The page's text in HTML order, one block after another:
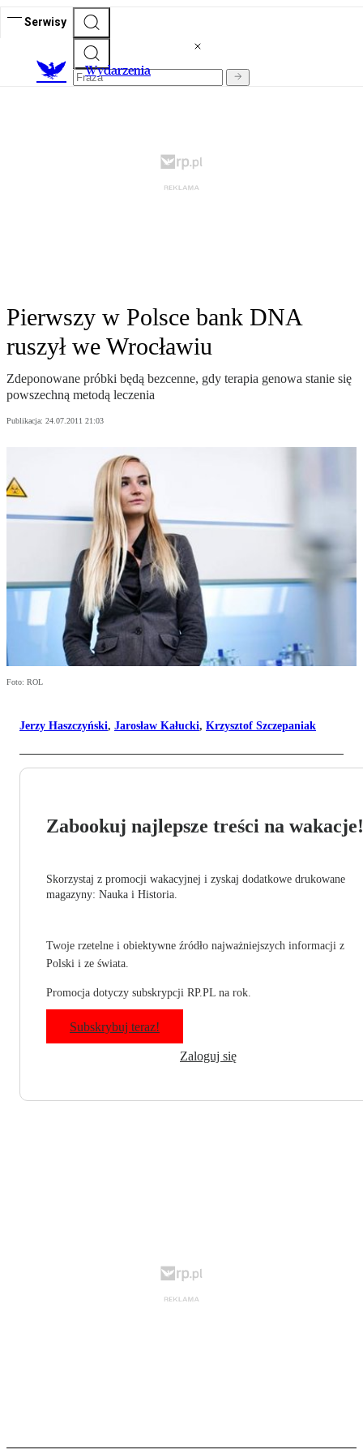
Serwisy
Wydarzenia
Pierwszy w Polsce bank DNA
ruszył we Wrocławiu
Zdeponowane próbki będą bezcenne, gdy terapia genowa stanie się
powszechną metodą leczenia
Publikacja: 24.07.2011 21:03
Foto: ROL
Jerzy Haszczyński, Jarosław Kałucki, Krzysztof Szczepaniak
Zabookuj najlepsze treści na wakacje!
Skorzystaj z promocji wakacyjnej i zyskaj dodatkowe drukowane
magazyny: Nauka i Historia.
Twoje rzetelne i obiektywne źródło najważniejszych informacji z
Polski i ze świata.
Promocja dotyczy subskrypcji RP.PL na rok.
Subskrybuj teraz!
Zaloguj się